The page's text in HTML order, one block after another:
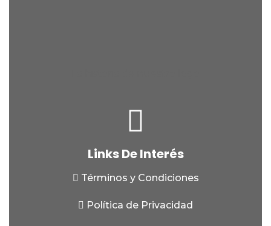
Links De Interés
Términos y Condiciones
Política de Privacidad